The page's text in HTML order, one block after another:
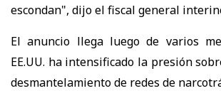
escondan", dijo el fiscal general
El anuncio llega luego de varios
EE.UU. ha intensificado la presión
desmantelamiento de redes de